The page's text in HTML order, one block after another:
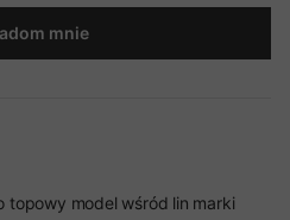
mnie
topowy model wśród lin marki